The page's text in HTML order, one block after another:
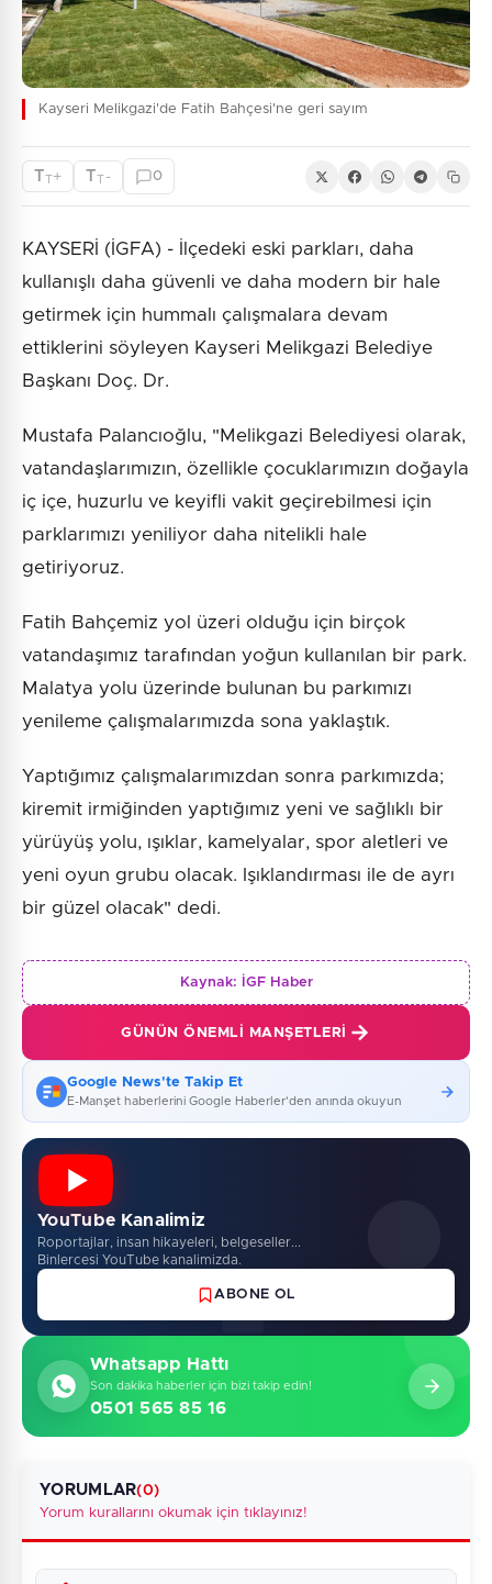
Kayseri Melikgazi'de Fatih Bahçesi'ne geri sayım
TT+ TT - 0
KAYSERİ (İGFA) - İlçedeki eski parkları, daha
kullanışlı daha güvenli ve daha modern bir hale
getirmek için hummalı çalışmalara devam
ettiklerini söyleyen Kayseri Melikgazi Belediye
Başkanı Doç. Dr.
Mustafa Palancıoğlu, "Melikgazi Belediyesi olarak,
vatandaşlarımızın, özellikle çocuklarımızın doğayla
iç içe, huzurlu ve keyifli vakit geçirebilmesi için
parklarımızı yeniliyor daha nitelikli hale
getiriyoruz.
Fatih Bahçemiz yol üzeri olduğu için birçok
vatandaşımız tarafından yoğun kullanılan bir park.
Malatya yolu üzerinde bulunan bu parkımızı
yenileme çalışmalarımızda sona yaklaştık.
Yaptığımız çalışmalarımızdan sonra parkımızda;
kiremit irmiğinden yaptığımız yeni ve sağlıklı bir
yürüyüş yolu, ışıklar, kamelyalar, spor aletleri ve
yeni oyun grubu olacak. Işıklandırması ile de ayrı
bir güzel olacak" dedi.
Kaynak: İGF Haber
GÜNÜN ÖNEMLI MANŞETLERI
Google News'te Takip Et
E-Manşet haberlerini Google Haberler'den anında okuyun
YouTube Kanalimiz
Roportajlar, insan hikayeleri, belgeseller...
Binlercesi YouTube kanalimizda.
ABONE OL
Whatsapp Hattı
Son dakika haberler için bizi takip edin!
0501 565 85 16
YORUMLAR(0)
Yorum kurallarını okumak için tıklayınız!